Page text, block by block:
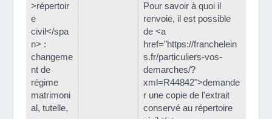
>répertoir
e
civil</spa
n> :
changeme
nt de
régime
matrimoni
al, tutelle,
Pour savoir à quoi il
renvoie, il est possible
de <a
href="https://franchelein
s.fr/particuliers-vos-
demarches/?
xml=R44842">demande
r une copie de l'extrait
conservé au répertoire